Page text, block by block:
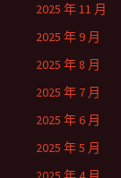
2025 年 11 月
2025 年 9 月
2025 年 8 月
2025 年 7 月
2025 年 6 月
2025 年 5 月